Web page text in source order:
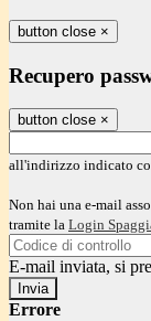
button close ×
Recupero
button close ×
all'indirizzo indicato
Non hai una e-mail
tramite la Login
E-mail inviata, si
Errore